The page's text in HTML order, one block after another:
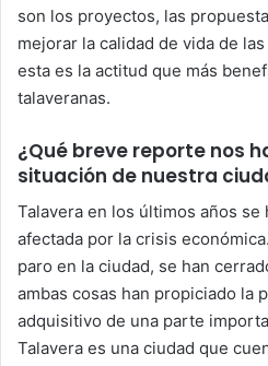
son los proyectos, las
mejorar la calidad de vida de
esta es la actitud que más
talaveranas.
¿Qué breve reporte nos
situación de nuestra
Talavera en los últimos años
afectada por la crisis
paro en la ciudad, se han
ambas cosas han propiciado la
adquisitivo de una parte
Talavera es una ciudad que